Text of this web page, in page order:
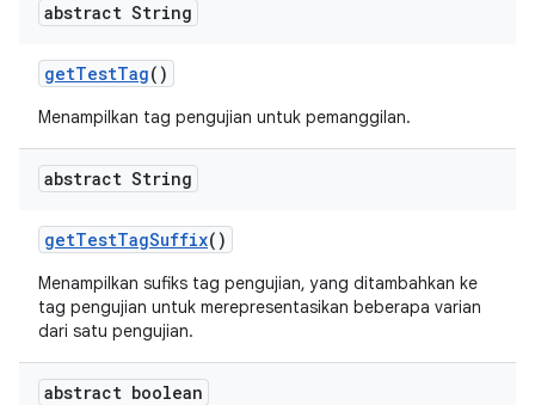
abstract String
getTestTag()
Menampilkan tag pengujian untuk pemanggilan.
abstract String
getTestTagSuffix()
Menampilkan sufiks tag pengujian, yang ditambahkan ke
tag pengujian untuk merepresentasikan beberapa varian
dari satu pengujian.
abstract boolean